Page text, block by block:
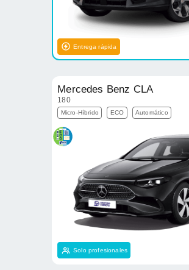
Entrega rápida
Mercedes Benz CLA
180
Micro-Híbrido ECO Automático
Solo profesionales